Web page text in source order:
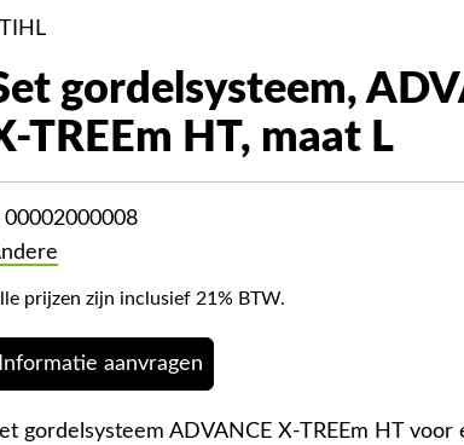
gordelsysteem,
TREEm HT, maat L
00002000008
prijzen zijn inclusief 21% BTW.
Informatie aanvragen
gordelsysteem ADVANCE X-TREEm HT voor